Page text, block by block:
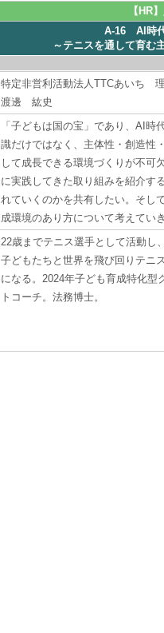
【HR
A-16 AI時
～テニスを通して育む
特定非営利活動法人TTCあいち
渡邊 紘史
「子どもは国の宝」であり、AI
識だけではなく、主体性・創造性
して成長できる環境づくりが不可
に実践してきた取り組みを紹介す
れていくのかを共有したい。そし
成環境のあり方について考えてい
22歳までテニス選手として活動し
子どもたちと世界を飛び回りテニ
になる。2024年子ども育成特化
トコーチ。法務博士。